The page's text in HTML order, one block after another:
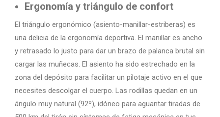
Ergonomía y triángulo de confort
El triángulo ergonómico (asiento-manillar-estriberas) es
una delicia de la ergonomía deportiva. El manillar es ancho
y retrasado lo justo para dar un brazo de palanca brutal sin
cargar las muñecas. El asiento ha sido estrechado en la
zona del depósito para facilitar un pilotaje activo en el que
necesites descolgar el cuerpo. Las rodillas quedan en un
ángulo muy natural (92º), idóneo para aguantar tiradas de